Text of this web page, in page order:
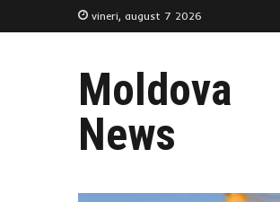
vineri, august 7 2026
Moldova
News